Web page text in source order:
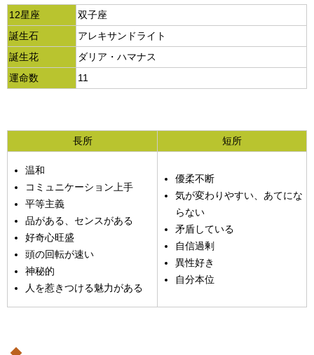
12星座
双子座
誕生石
アレキサンドライト
誕生花
ダリア・ハマナス
運命数
11
長所 短所
温和
コミュニケーション上手
平等主義
品がある、センスがある
好奇心旺盛
頭の回転が速い
神秘的
人を惹きつける魅力がある
優柔不断
気が変わりやすい、あてにな
らない
矛盾している
自信過剰
異性好き
自分本位